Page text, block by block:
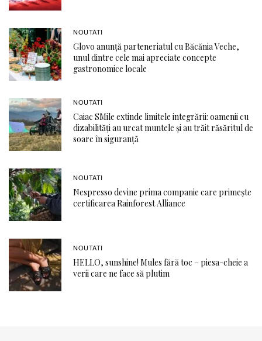
NOUTATI
Glovo anunță parteneriatul cu Băcănia Veche,
unul dintre cele mai apreciate concepte
gastronomice locale
NOUTATI
Caiac SMile extinde limitele integrării: oamenii cu
dizabilități au urcat muntele și au trăit răsăritul de
soare în siguranță
NOUTATI
Nespresso devine prima companie care primește
certificarea Rainforest Alliance
NOUTATI
HELLO, sunshine! Mules fără toc – piesa-cheie a
verii care ne face să plutim